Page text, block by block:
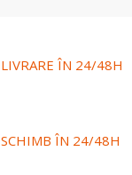
LIVRARE ÎN 24/48H
SCHIMB ÎN 24/48H